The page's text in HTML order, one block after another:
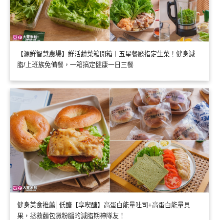
【源鮮智慧農場】鮮活蔬菜箱開箱｜五星餐廳指定生菜！健身減
脂/上班族免備餐，一箱搞定健康一日三餐
健身美食推薦│低醣【享喫醣】高蛋白能量吐司+高蛋白能量貝
果，拯救麵包澱粉腦的減脂期神隊友！